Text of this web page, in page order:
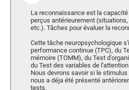
La reconnaissance est la
perçus antérieurement
etc.). Tâches pour évaluer la
Cette tâche neuropsychologique
performance continue (TPC), du
mémoire (TOMM), du Test
du Test des variables de l'attention
Nous devrons savoir si le
nous a déja été présenté
tests.